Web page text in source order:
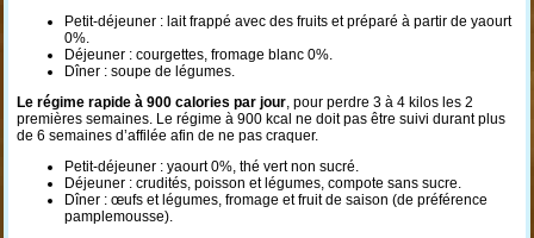
Petit-déjeuner : lait frappé avec des fruits et préparé à partir de yaourt
0%.
Déjeuner : courgettes, fromage blanc 0%.
Dîner : soupe de légumes.
Le régime rapide à 900 calories par jour, pour perdre 3 à 4 kilos les 2
premières semaines. Le régime à 900 kcal ne doit pas être suivi durant plus
de 6 semaines d’affilée afin de ne pas craquer.
Petit-déjeuner : yaourt 0%, thé vert non sucré.
Déjeuner : crudités, poisson et légumes, compote sans sucre.
Dîner : œufs et légumes, fromage et fruit de saison (de préférence
pamplemousse).